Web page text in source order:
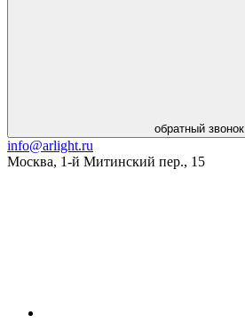
обратный звонок
info@arlight.ru
Москва, 1-й Митинский пер., 15